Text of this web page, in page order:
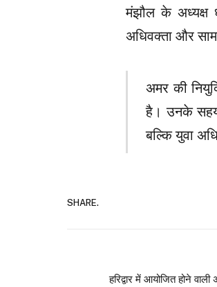
मंझौल के अध्यक्ष
अधिवक्ता और
अमर की
है। उनके
बल्कि युवा
SHARE.
हरिद्वार में आयोजित होने